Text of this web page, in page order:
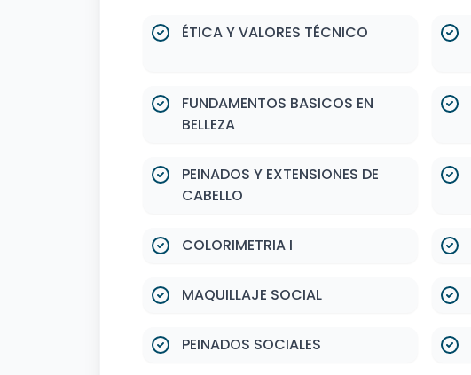
ÉTICA Y VALORES TÉCNICO
FUNDAMENTOS BASICOS EN
BELLEZA
PEINADOS Y EXTENSIONES DE
CABELLO
COLORIMETRIA I
MAQUILLAJE SOCIAL
PEINADOS SOCIALES